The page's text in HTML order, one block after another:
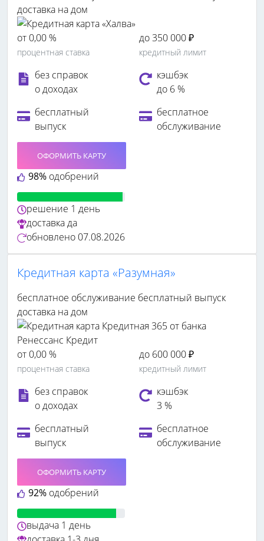
доставка на дом
от 0,00 %
процентная ставка
до 350 000 ₽
кредитный лимит
без справок
о доходах
кэшбэк
до 6 %
бесплатный
выпуск
бесплатное
обслуживание
98% одобрений
ОФОРМИТЬ КАРТУ
решение 1 день
доставкада
обновлено 07.08.2026
Кредитная карта «Разумная»
бесплатное обслуживание бесплатный выпуск
доставка на дом
от 0,00 %
процентная ставка
до 600 000 ₽
кредитный лимит
без справок
о доходах
кэшбэк
3 %
бесплатный
выпуск
бесплатное
обслуживание
92% одобрений
ОФОРМИТЬ КАРТУ
выдача 1 день